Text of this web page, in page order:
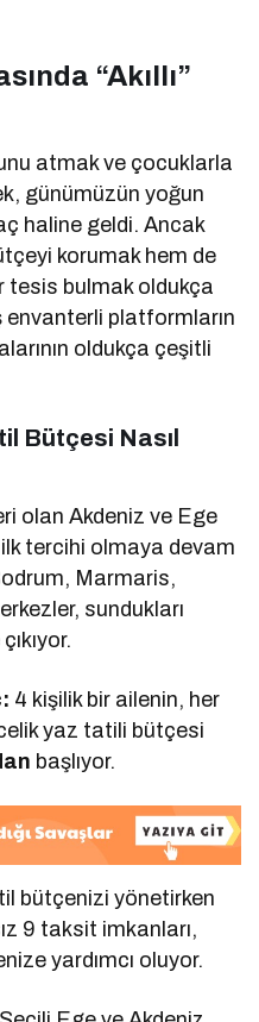
“Akıllı”
atmak ve çocuklarla
günümüzün yoğun
haline geldi. Ancak
korumak hem de
tesis bulmak oldukça
platformların
oldukça çeşitli
Bütçesi Nasıl
olan Akdeniz ve Ege
tercihi olmaya devam
Marmaris,
sundukları
4 kişilik bir ailenin, her
yaz tatili bütçesi
başlıyor.
bütçenizi yönetirken
9 taksit imkanları,
yardımcı oluyor.